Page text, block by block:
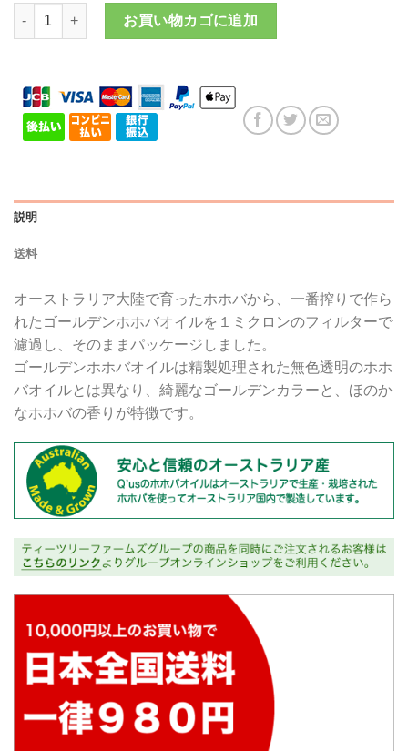
キュアスホホバオイル《プレーンタイプ》個
お買い物カゴに追加
説明
送料
オーストラリア大陸で育ったホホバから、一番搾りで作ら
れたゴールデンホホバオイルを１ミクロンのフィルターで
濾過し、そのままパッケージしました。
ゴールデンホホバオイルは精製処理された無色透明のホホ
バオイルとは異なり、綺麗なゴールデンカラーと、ほのか
なホホバの香りが特徴です。